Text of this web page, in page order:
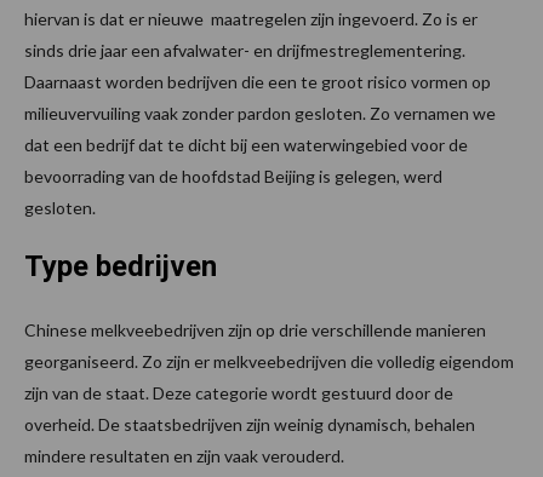
hiervan is dat er nieuwe maatregelen zijn ingevoerd. Zo is er
sinds drie jaar een afvalwater- en drijfmestreglementering.
Daarnaast worden bedrijven die een te groot risico vormen op
milieuvervuiling vaak zonder pardon gesloten. Zo vernamen we
dat een bedrijf dat te dicht bij een waterwingebied voor de
bevoorrading van de hoofdstad Beijing is gelegen, werd
gesloten.
Type bedrijven
Chinese melkveebedrijven zijn op drie verschillende manieren
georganiseerd. Zo zijn er melkveebedrijven die volledig eigendom
zijn van de staat. Deze categorie wordt gestuurd door de
overheid. De staatsbedrijven zijn weinig dynamisch, behalen
mindere resultaten en zijn vaak verouderd.